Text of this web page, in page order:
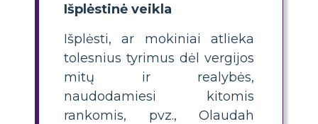
Išplėstinė veikla
Išplėsti, ar mokiniai atlieka
tolesnius tyrimus dėl vergijos
mitų ir realybės,
naudodamiesi kitomis
rankomis, pvz., Olaudah